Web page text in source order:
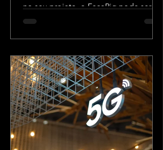
no seu projeto, o FaceRig pode ser a
solução perfeita! Abaixo, vamos...